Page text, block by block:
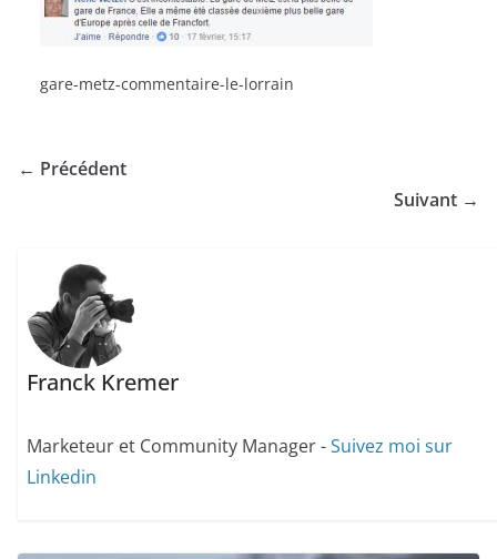
gare-metz-commentaire-le-lorrain
← Précédent
Suivant →
Franck Kremer
Marketeur et Community Manager -Suivez moi sur
Linkedin